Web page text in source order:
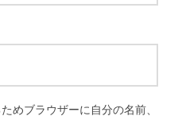
めブラウザーに自分の名前、